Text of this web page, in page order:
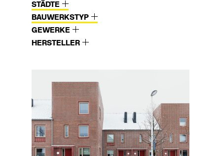
STÄDTE
BAUWERKSTYP
GEWERKE
HERSTELLER